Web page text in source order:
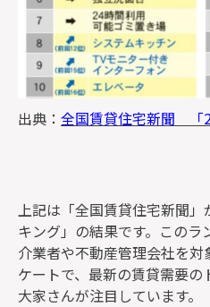
出典： 全国賃貸住宅新聞 「
上記は「全国賃貸住宅新聞
キング」の結果です。この
介業者や不動産管理会社を
ケートで、最新の賃貸需要
大家さんが注目しています。